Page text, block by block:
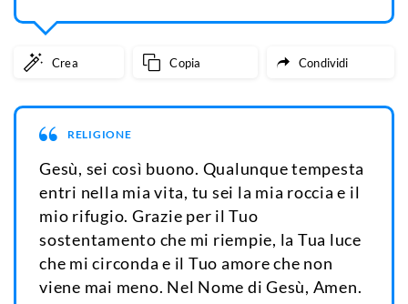
Crea Copia Condividi
RELIGIONE
Gesù, sei così buono. Qualunque tempesta
entri nella mia vita, tu sei la mia roccia e il
mio rifugio. Grazie per il Tuo
sostentamento che mi riempie, la Tua luce
che mi circonda e il Tuo amore che non
viene mai meno. Nel Nome di Gesù, Amen.